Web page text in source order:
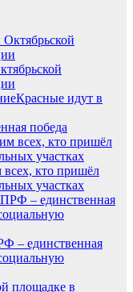
Красные идут в
победа
всех, кто пришёл
участках
– единственная